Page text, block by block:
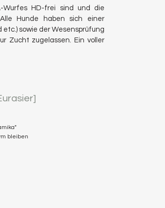
Wurfes HD-frei sind und die
Hunde haben sich einer
sowie der Wesensprüfung
Zucht zugelassen. Ein voller
bleiben